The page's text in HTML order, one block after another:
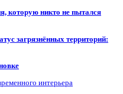
которую никто не пытался
загрязнённых территорий:
интерьера